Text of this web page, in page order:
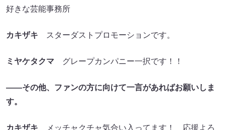
好きな芸能事務所
カキザキ スターダストプロモーションです。
ミヤケタクマ グレープカンパニー一択です！！
――その他、ファンの方に向けて一言があればお願いしま
す。
カキザキ メッチャクチャ気合い入ってます！ 応援よろ